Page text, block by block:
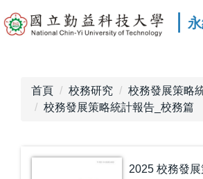
跳
到
首頁 校務研究
校務發展策略
校務發展策略統計報告_校務篇
2025 校務發展